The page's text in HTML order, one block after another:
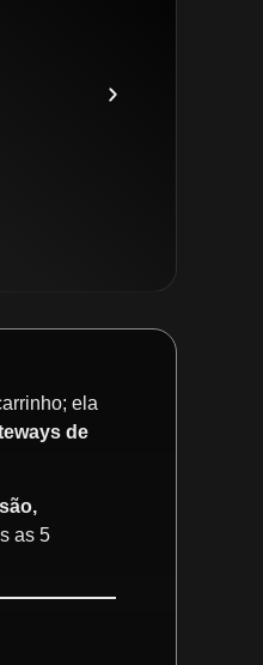
ela
de
as 5